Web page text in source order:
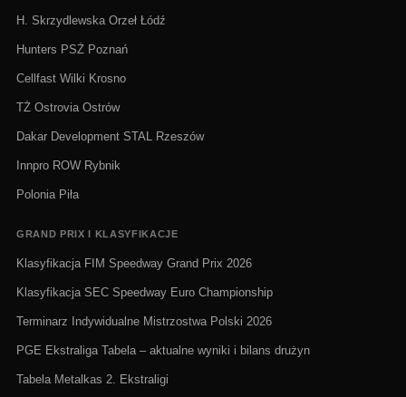
H. Skrzydlewska Orzeł Łódź
Hunters PSŻ Poznań
Cellfast Wilki Krosno
TŻ Ostrovia Ostrów
Dakar Development STAL Rzeszów
Innpro ROW Rybnik
Polonia Piła
GRAND PRIX I KLASYFIKACJE
Klasyfikacja FIM Speedway Grand Prix 2026
Klasyfikacja SEC Speedway Euro Championship
Terminarz Indywidualne Mistrzostwa Polski 2026
PGE Ekstraliga Tabela – aktualne wyniki i bilans drużyn
Tabela Metalkas 2. Ekstraligi